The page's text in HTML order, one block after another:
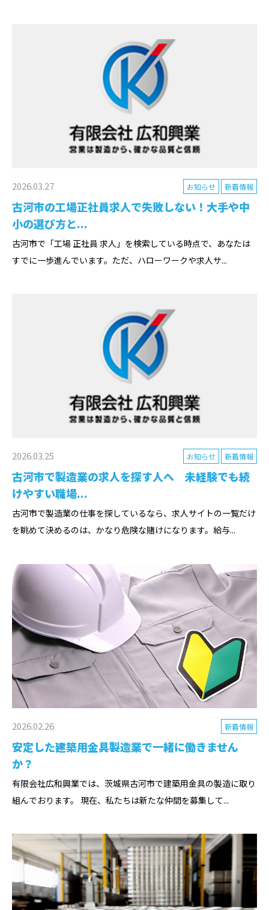
2026.03.27 お知らせ 新着情報
古河市の工場正社員求人で失敗しない！大手や中
小の選び方と...
古河市で「工場 正社員 求人」を検索している時点で、あなたは
すでに一歩進んでいます。ただ、ハローワークや求人サ...
2026.03.25 お知らせ 新着情報
古河市で製造業の求人を探す人へ 未経験でも続
けやすい職場...
古河市で製造業の仕事を探しているなら、求人サイトの一覧だけ
を眺めて決めるのは、かなり危険な賭けになります。給与...
2026.02.26 新着情報
安定した建築用金具製造業で一緒に働きません
か？
有限会社広和興業では、茨城県古河市で建築用金具の製造に取り
組んでおります。 現在、私たちは新たな仲間を募集して...